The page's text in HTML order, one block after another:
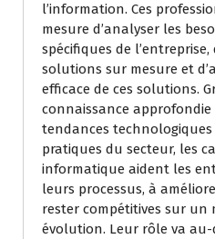
l’information. Ces
mesure d’analyser les
spécifiques de
solutions sur mesure et
efficace de ces solutions.
connaissance approfondie
tendances
pratiques du secteur, les
informatique aident les
leurs processus, à
rester compétitives sur
évolution. Leur rôle va